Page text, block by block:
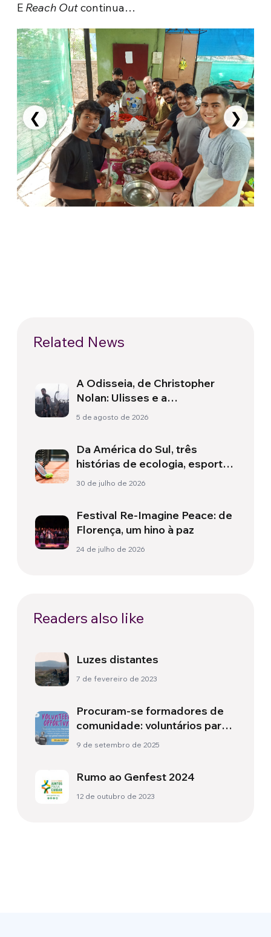
E Reach Outcontinua…
❮ ❯
Related News
A Odisseia, de Christopher
Nolan: Ulisses e a
necessidade de um novo
5 de agosto de 2026
Da América do Sul, três
histórias de ecologia, esporte
e saúde
30 de julho de 2026
Festival Re-Imagine Peace: de
Florença, um hino à paz
24 de julho de 2026
Readers also like
Luzes distantes
7 de fevereiro de 2023
Procuram-se formadores de
comunidade: voluntários para
o United World Project!
9 de setembro de 2025
Rumo ao Genfest 2024
12 de outubro de 2023